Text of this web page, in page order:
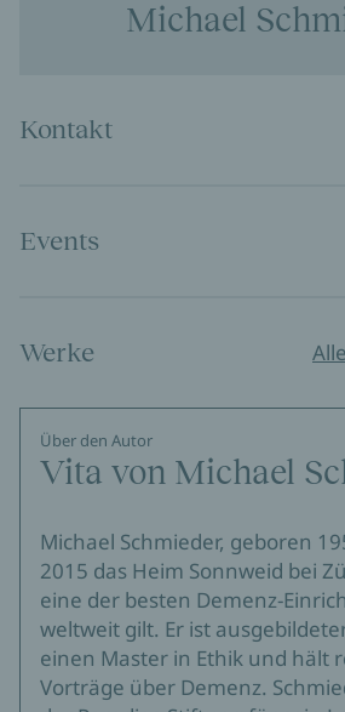
Michael
Kontakt
Events
Werke
Über den Autor
Vita von Michael
Michael Schmieder, geboren
2015 das Heim Sonnweid bei
eine der besten Demenz-
weltweit gilt. Er ist
einen Master in Ethik und hält
Vorträge über Demenz.